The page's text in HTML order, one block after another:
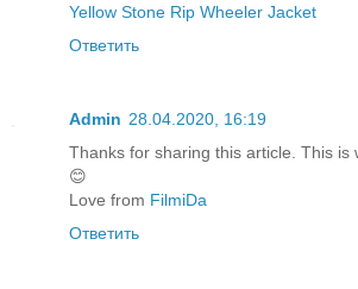
Yellow Stone Rip Wheeler Jacket
Ответить
Admin 28.04.2020, 16:19
Thanks for sharing this article. This is
😊
Love from FilmiDa
Ответить